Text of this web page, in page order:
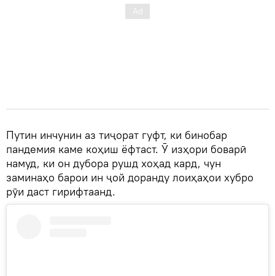
Путин инчунин аз тиҷорат гуфт, ки бинобар
пандемия каме коҳиш ёфтаст. Ӯ изҳори боварӣ
намуд, ки он дубора рушд хоҳад кард, чун
заминаҳо барои ин ҷой доранду лоиҳаҳои хубро
рӯи даст гирифтаанд.